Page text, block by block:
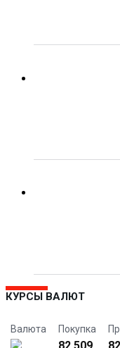
КУРСЫ ВАЛЮТ
Валюта Покупка
82.509